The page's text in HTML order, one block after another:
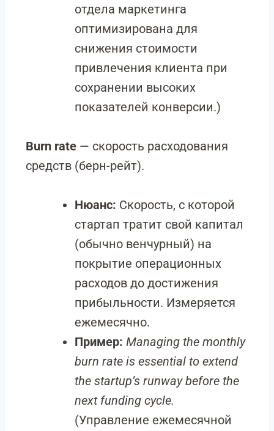
отдела маркетинга
оптимизирована для
снижения стоимости
привлечения клиента при
сохранении высоких
показателей конверсии.)
Burn rate — скорость расходования
средств (берн-рейт).
Нюанс: Скорость, с которой
стартап тратит свой капитал
(обычно венчурный) на
покрытие операционных
расходов до достижения
прибыльности. Измеряется
ежемесячно.
Пример: Managing the monthly
burn rate is essential to extend
the startup’s runway before the
next funding cycle.
(Управление ежемесячной